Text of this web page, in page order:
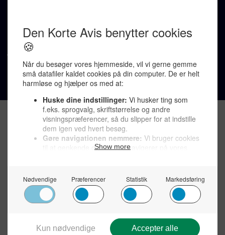
Støt Den Korte Avis >
Jobannoncer >
Send et læserbrev >
Privatlivspolitik >